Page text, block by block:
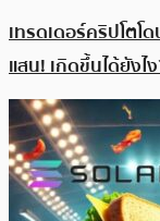
เทรดเดอร์คริปโตโ
แสน! เกิดขึ้นได้ยังไ